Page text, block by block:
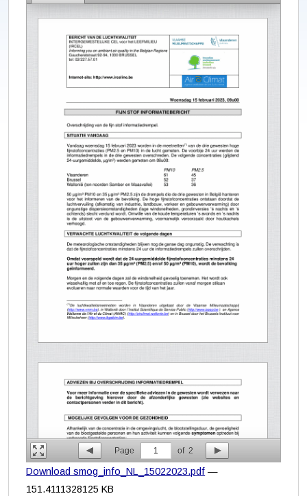
Page 1 of 2
Download smog_info_NL_15022023.pdf —
151.4111328125 KB